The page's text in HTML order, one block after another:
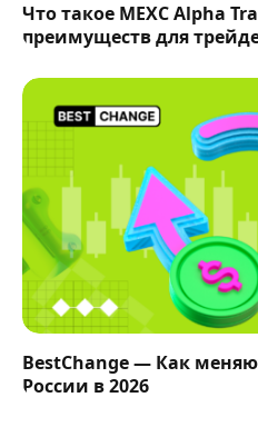
Что такое MEXC Alpha
преимуществ для
BestChange — Как
России в 2026